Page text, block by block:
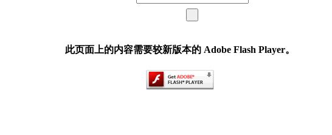
此页面上的内容需要较新版本的 Adobe Flash Player。